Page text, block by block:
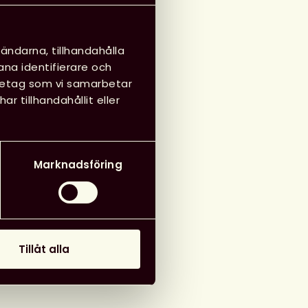
tillhandahålla
identifierare och
som vi samarbetar
tillhandahållit eller
Marknadsföring
Tillåt alla